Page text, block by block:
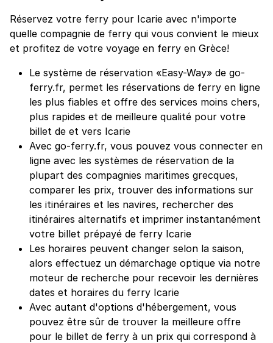
Réservez votre ferry pour Icarie avec n'importe
quelle compagnie de ferry qui vous convient le mieux
et profitez de votre voyage en ferry en Grèce!
Le système de réservation «Easy-Way» de go-
ferry.fr, permet les réservations de ferry en ligne
les plus fiables et offre des services moins chers,
plus rapides et de meilleure qualité pour votre
billet de et vers Icarie
Avec go-ferry.fr, vous pouvez vous connecter en
ligne avec les systèmes de réservation de la
plupart des compagnies maritimes grecques,
comparer les prix, trouver des informations sur
les itinéraires et les navires, rechercher des
itinéraires alternatifs et imprimer instantanément
votre billet prépayé de ferry Icarie
Les horaires peuvent changer selon la saison,
alors effectuez un démarchage optique via notre
moteur de recherche pour recevoir les dernières
dates et horaires du ferry Icarie
Avec autant d'options d'hébergement, vous
pouvez être sûr de trouver la meilleure offre
pour le billet de ferry à un prix qui correspond à